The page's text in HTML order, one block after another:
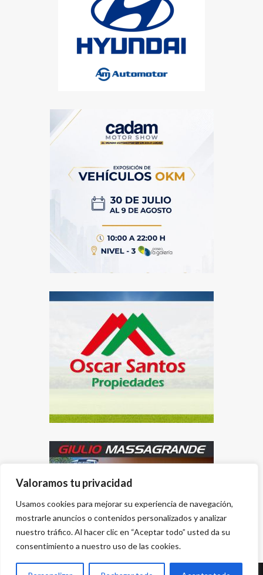
Valoramos tu privacidad
Usamos cookies para mejorar su experiencia de navegación,
mostrarle anuncios o contenidos personalizados y analizar
nuestro tráfico. Al hacer clic en “Aceptar todo” usted da su
consentimiento a nuestro uso de las cookies.